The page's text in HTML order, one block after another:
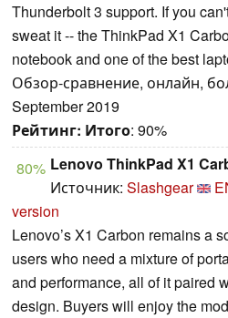
Thunderbolt 3 support. If you
sweat it -- the ThinkPad X1
notebook and one of the best
Обзор-сравнение, онлайн,
September 2019
Рейтинг: Итого: 90%
80% Lenovo ThinkPad X1
Источник: Slashgear
version
Lenovo’s X1 Carbon remains a
users who need a mixture of
and performance, all of it paired
design. Buyers will enjoy the